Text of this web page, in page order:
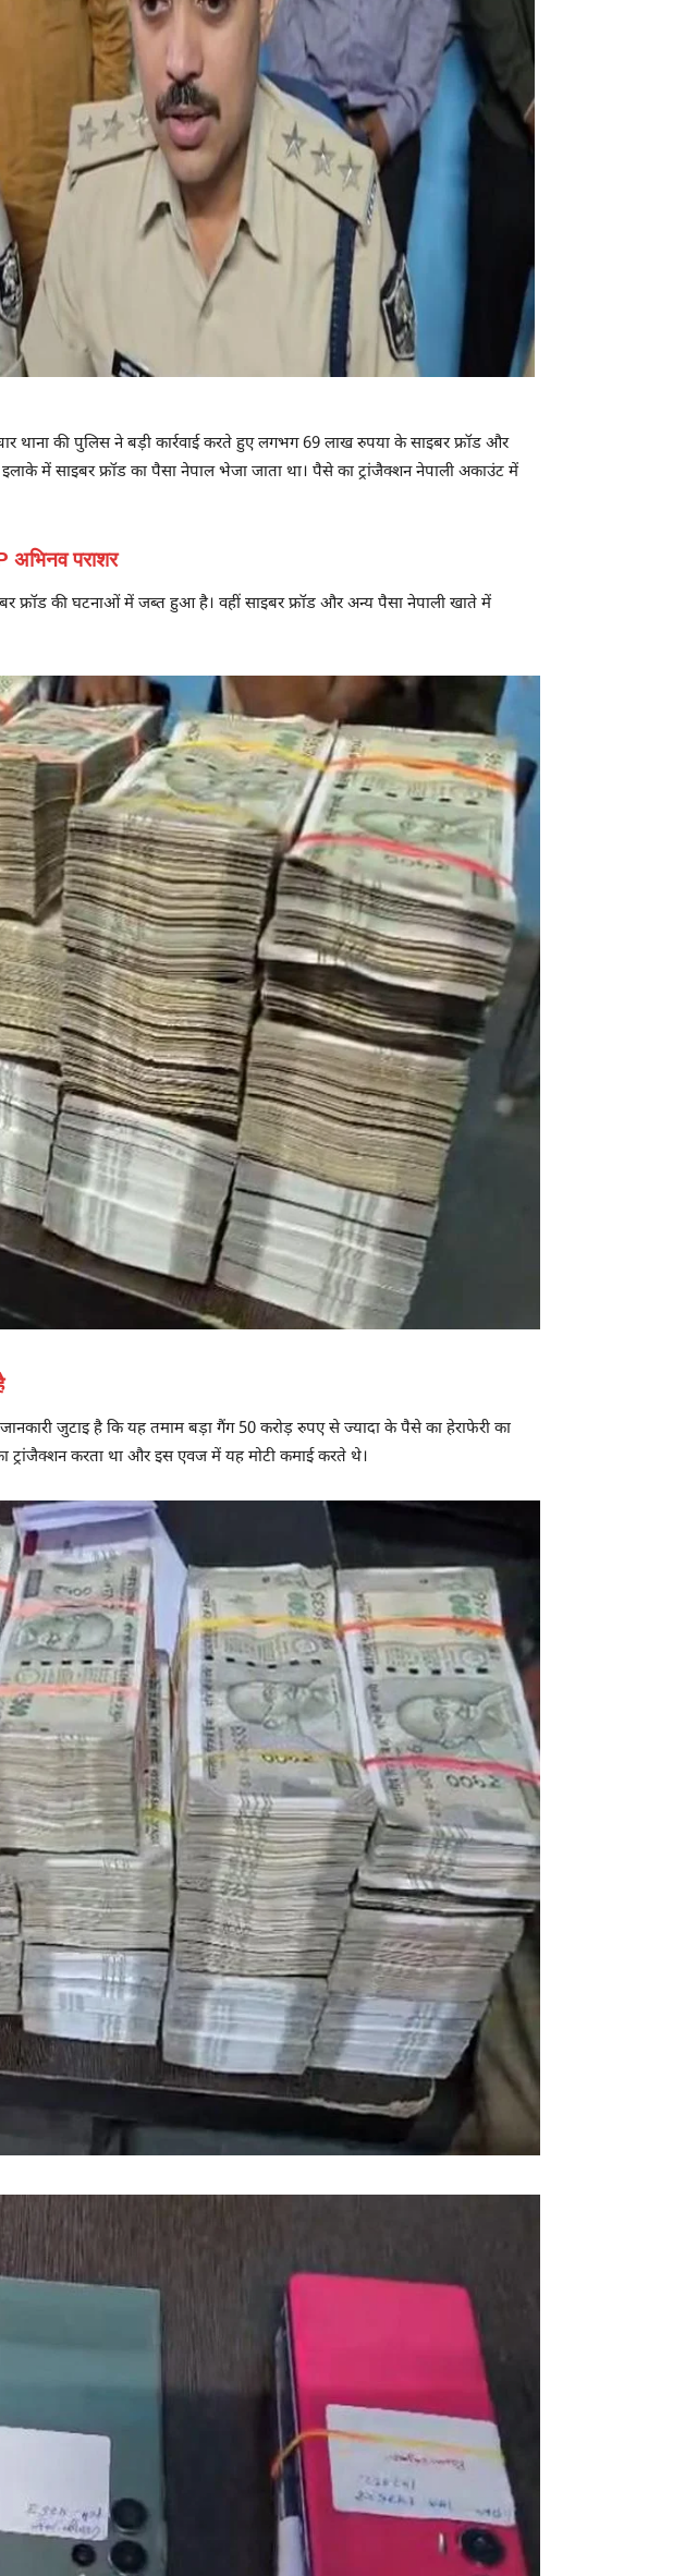
थाना की पुलिस ने बड़ी कार्रवाई करते हुए लगभग 69 लाख रुपया के साइबर फ्रॉड और
में साइबर फ्रॉड का पैसा नेपाल भेजा जाता था। पैसे का ट्रांजैक्शन नेपाली अकाउंट में
अभिनव पराशर
फ्रॉड की घटनाओं में जब्त हुआ है। वहीं साइबर फ्रॉड और अन्य पैसा नेपाली खाते में
जुटाइ है कि यह तमाम बड़ा गैंग 50 करोड़ रुपए से ज्यादा के पैसे का हेराफेरी का
करता था और इस एवज में यह मोटी कमाई करते थे।